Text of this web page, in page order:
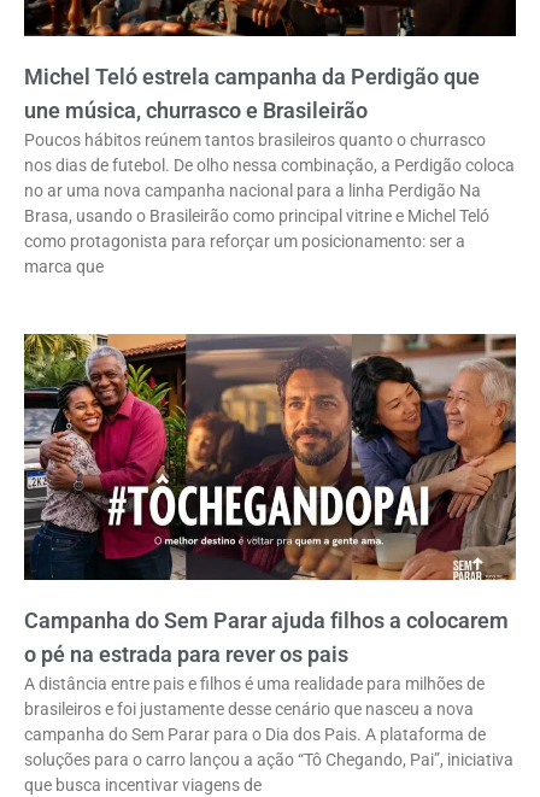
Michel Teló estrela campanha da Perdigão que
une música, churrasco e Brasileirão
Poucos hábitos reúnem tantos brasileiros quanto o churrasco
nos dias de futebol. De olho nessa combinação, a Perdigão coloca
no ar uma nova campanha nacional para a linha Perdigão Na
Brasa, usando o Brasileirão como principal vitrine e Michel Teló
como protagonista para reforçar um posicionamento: ser a
marca que
Campanha do Sem Parar ajuda filhos a colocarem
o pé na estrada para rever os pais
A distância entre pais e filhos é uma realidade para milhões de
brasileiros e foi justamente desse cenário que nasceu a nova
campanha do Sem Parar para o Dia dos Pais. A plataforma de
soluções para o carro lançou a ação “Tô Chegando, Pai”, iniciativa
que busca incentivar viagens de